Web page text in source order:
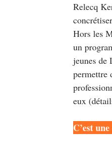
Relecq
Hors les
un
jeunes de
permettre
eux
C’est